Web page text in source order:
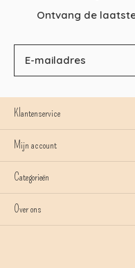
Ontvang de
Klantenservice
Mijn account
Categorieën
Over ons